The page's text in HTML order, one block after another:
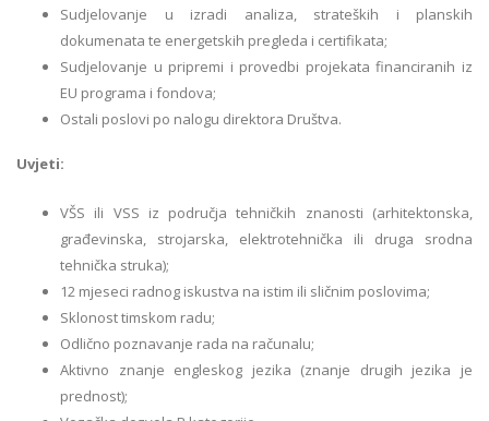
Sudjelovanje u izradi analiza, strateških i planskih
dokumenata te energetskih pregleda i certifikata;
Sudjelovanje u pripremi i provedbi projekata financiranih iz
EU programa i fondova;
Ostali poslovi po nalogu direktora Društva.
Uvjeti:
VŠS ili VSS iz područja tehničkih znanosti (arhitektonska,
građevinska, strojarska, elektrotehnička ili druga srodna
tehnička struka);
12 mjeseci radnog iskustva na istim ili sličnim poslovima;
Sklonost timskom radu;
Odlično poznavanje rada na računalu;
Aktivno znanje engleskog jezika (znanje drugih jezika je
prednost);